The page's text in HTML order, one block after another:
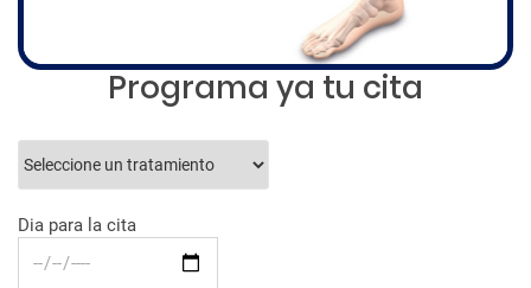
Programa ya tu cita
Dia para la cita